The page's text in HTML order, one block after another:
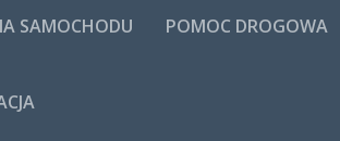
SAMOCHODU POMOC DROGOWA